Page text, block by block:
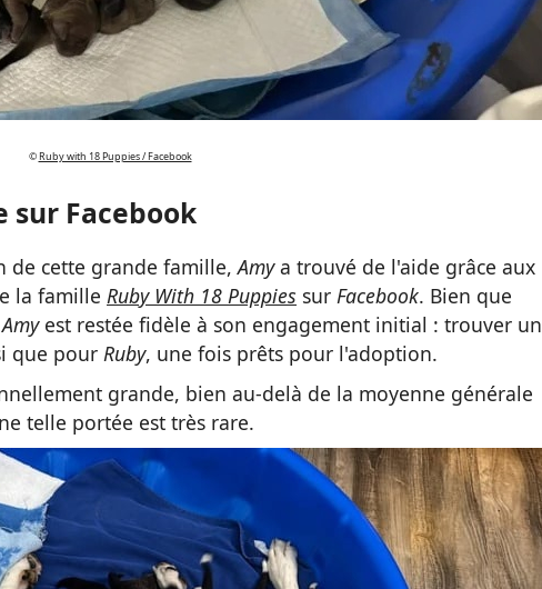
©Ruby with 18 Puppies / Facebook
sur Facebook
de cette grande famille,Amya trouvé de l'aide grâce aux
la famille Ruby With 18 Puppies sur Facebook. Bien que
Amy est restée fidèle à son engagement initial : trouver un
que pour Ruby, une fois prêts pour l'adoption.
grande, bien au-delà de la moyenne générale
telle portée est très rare.